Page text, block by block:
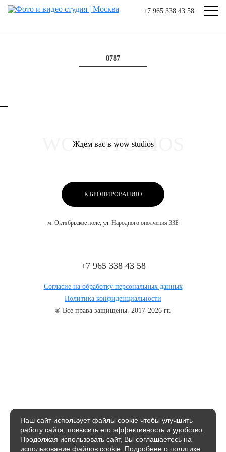
+7 965 338 43 58
8787
Ждем вас в wow studios
К БРОНИРОВАНИЮ
м. Октябрьское поле, ул. Народного ополчения 33Б
+7 965 338 43 58
Согласие на обработку персональных данных
Политика конфиденциальности
® Все права защищены. 2017-2026 гг.
Наш сайт использует файлы соokie чтобы улучшить
работу сайта, повысить его эффективность и удобство.
Продолжая использовать сайт, Вы соглашаетесь на
использование файлов cookie. Подробнее о политике